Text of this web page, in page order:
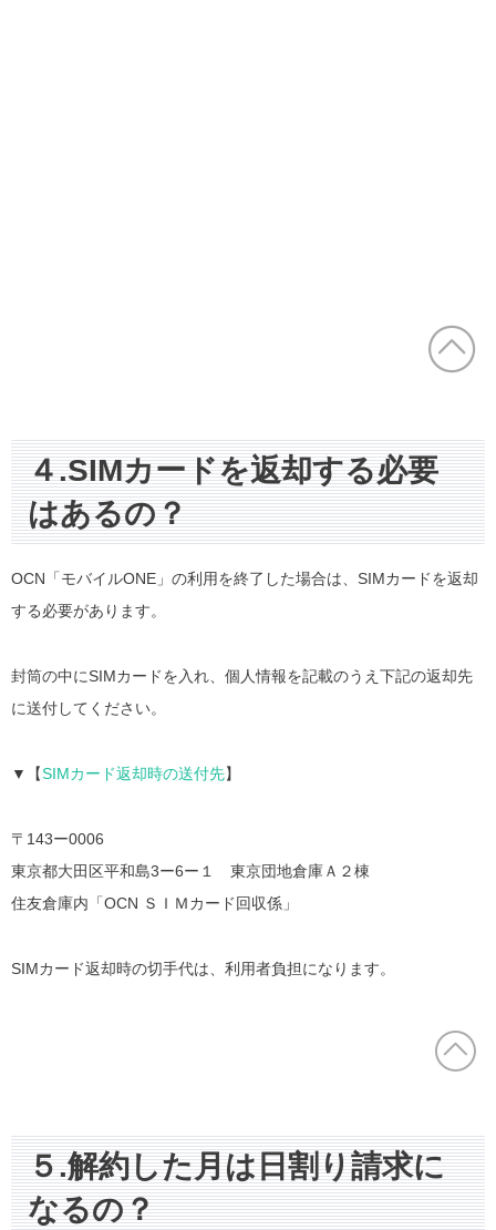
４.SIMカードを返却する必要
はあるの？
OCN「モバイルONE」の利用を終了した場合は、SIMカードを返却
する必要があります。
封筒の中にSIMカードを入れ、個人情報を記載のうえ下記の返却先
に送付してください。
▼【SIMカード返却時の送付先】
〒143ー0006
東京都大田区平和島3ー6ー１ 東京団地倉庫Ａ２棟
住友倉庫内「OCN ＳＩＭカード回収係」
SIMカード返却時の切手代は、利用者負担になります。
５.解約した月は日割り請求に
なるの？